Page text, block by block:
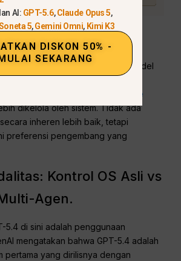
adalah bahwa OpenAI memberi
lebih eksplisit untuk upaya
Anthropic bergerak ke arah model
yang lebih otomatis.
Claude
dikelola oleh sistem. Tidak ada
inheren lebih baik, tetapi
preferensi pengembang yang
Kontrol OS Asli vs
Agen.
5.4 di sini adalah penggunaan
mengatakan bahwa GPT-5.4 adalah
pertama yang dirilisnya dengan
AI: GPT-5.6,Claude Opus 5,
5,Gemini Omni, Kimi K3
DISKON 50% -
SEKARANG